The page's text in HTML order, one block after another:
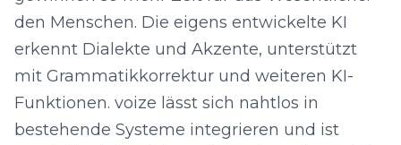
den Menschen. Die eigens entwickelte KI
erkennt Dialekte und Akzente, unterstützt
mit Grammatikkorrektur und weiteren KI-
Funktionen. voize lässt sich nahtlos in
bestehende Systeme integrieren und ist